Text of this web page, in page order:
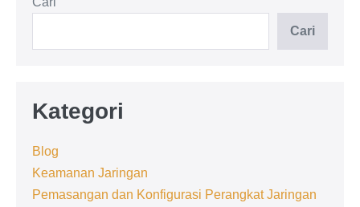
Cari
Kategori
Blog
Keamanan Jaringan
Pemasangan dan Konfigurasi Perangkat Jaringan